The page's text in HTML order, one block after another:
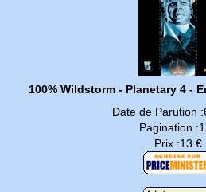
100% Wildstorm - Planetary 4 -
Date de Parution
Pagination
Prix :13 €